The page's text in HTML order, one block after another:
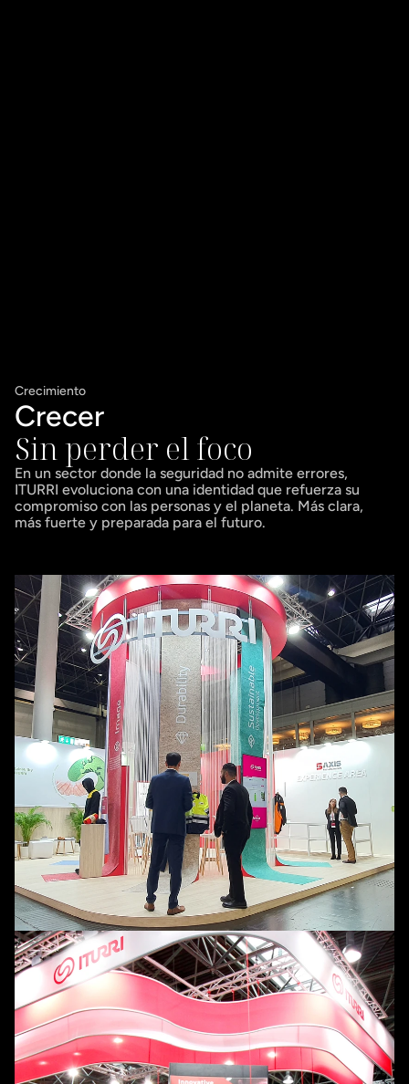
Crecimiento
Crecer
Sin perder el foco
En un sector donde la seguridad no admite errores,
ITURRI evoluciona con una identidad que refuerza su
compromiso con las personas y el planeta. Más clara,
más fuerte y preparada para el futuro.